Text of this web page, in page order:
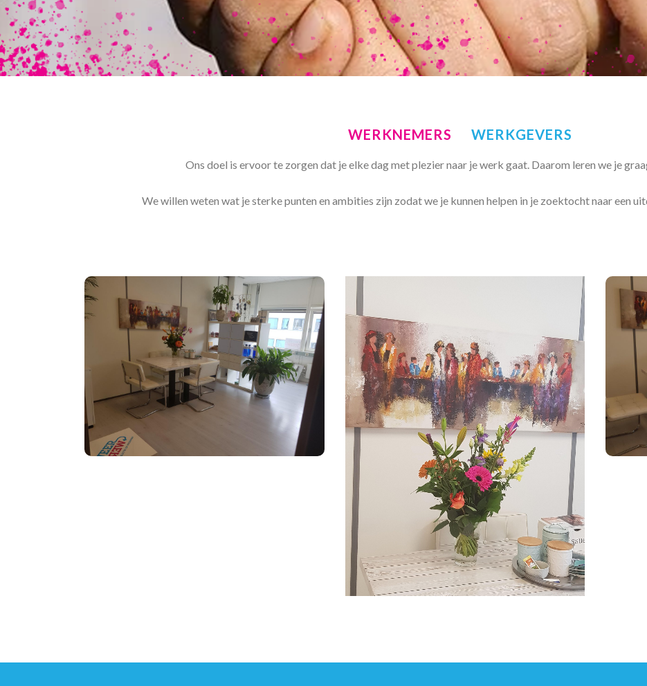
WERKNEMERS WERKGEVERS
Ons doel is ervoor te zorgen dat je elke dag met plezier naar je werk gaat. Daarom leren we je
We willen weten wat je sterke punten en ambities zijn zodat we je kunnen helpen in je zoektocht naar een